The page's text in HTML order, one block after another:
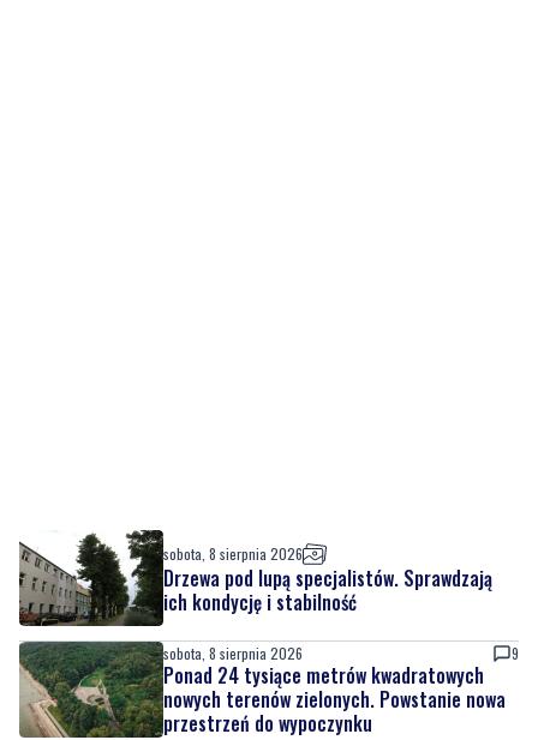
sobota, 8 sierpnia 2026
Drzewa pod lupą specjalistów. Sprawdzają
ich kondycję i stabilność
sobota, 8 sierpnia 2026 9
Ponad 24 tysiące metrów kwadratowych
nowych terenów zielonych. Powstanie nowa
przestrzeń do wypoczynku